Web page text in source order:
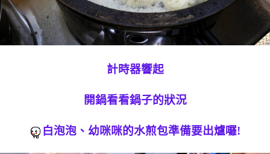
計時器響起
開鍋看看鍋子的狀況
白泡泡、幼咪咪的水煎包準備要出爐囉!